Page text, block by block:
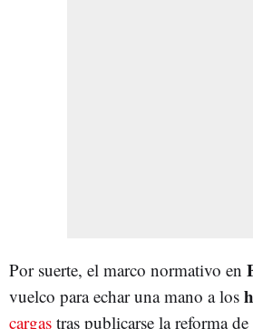
Por suerte, el marco normativo en
vuelco para echar una mano a los
cargas tras publicarse la reforma